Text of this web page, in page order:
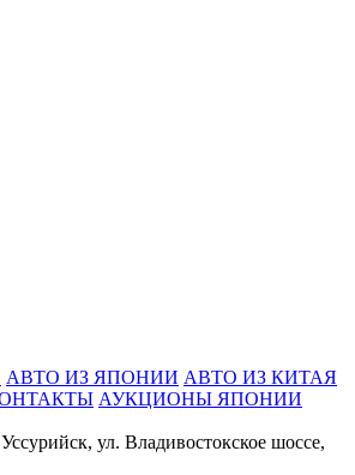
АВТО ИЗ ЯПОНИИ АВТО ИЗ КИТАЯ
АУКЦИОНЫ ЯПОНИИ
ул. Владивостокское шоссе,